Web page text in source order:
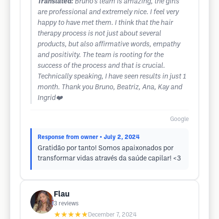
Translated: Bruno's team is amazing, the girls
are professional and extremely nice. I feel very
happy to have met them. I think that the hair
therapy process is not just about several
products, but also affirmative words, empathy
and positivity. The team is rooting for the
success of the process and that is crucial.
Technically speaking, I have seen results in just 1
month. Thank you Bruno, Beatriz, Ana, Kay and
Ingrid❤️
Google
Response from owner • July 2, 2024
Gratidão por tanto! Somos apaixonados por
transformar vidas através da saúde capilar! <3
Flau
3 reviews
★★★★★ December 7, 2024